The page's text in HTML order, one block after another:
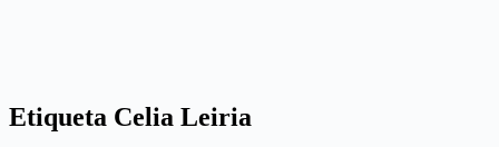
Etiqueta Celia Leiria